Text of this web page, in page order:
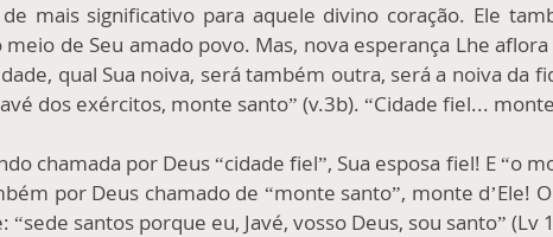
mais significativo para aquele divino coração. Ele
de Seu amado povo. Mas, nova esperança Lhe
qual Sua noiva, será também outra, será a noiva da
dos exércitos, monte santo” (v.3b). “Cidade fiel...
chamada por Deus “cidade fiel”, Sua esposa fiel! E “o
por Deus chamado de “monte santo”, monte d’Ele!
santos porque eu, Javé, vosso Deus, sou santo” (Lv